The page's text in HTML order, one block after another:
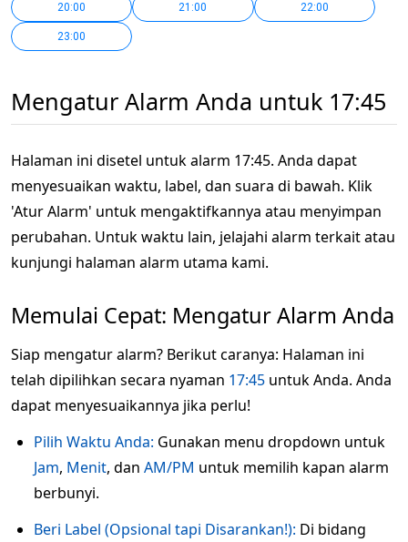
20:00 21:00 22:00
23:00
Mengatur Alarm Anda untuk 17:45
Halaman ini disetel untuk alarm 17:45. Anda dapat
menyesuaikan waktu, label, dan suara di bawah. Klik
'Atur Alarm' untuk mengaktifkannya atau menyimpan
perubahan. Untuk waktu lain, jelajahi alarm terkait atau
kunjungi halaman alarm utama kami.
Memulai Cepat: Mengatur Alarm Anda
Siap mengatur alarm? Berikut caranya: Halaman ini
telah dipilihkan secara nyaman 17:45 untuk Anda. Anda
dapat menyesuaikannya jika perlu!
Pilih Waktu Anda: Gunakan menu dropdown untuk
Jam, Menit, dan AM/PM untuk memilih kapan alarm
berbunyi.
Beri Label (Opsional tapi Disarankan!): Di bidang